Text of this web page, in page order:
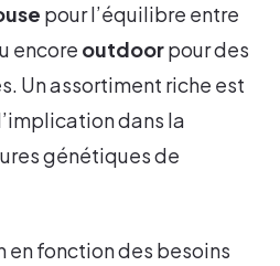
pour l’équilibre entre
encore outdoorpour des
Un assortiment riche est
dans la
génétiques de
fonction des besoins